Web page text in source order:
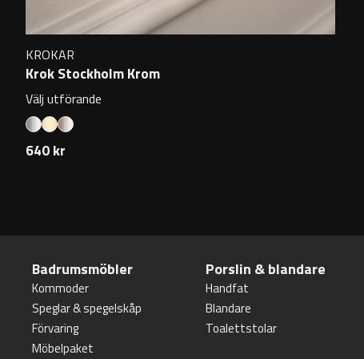
KROKAR
Krok Stockholm Krom
Välj utförande
640 kr
Badrumsmöbler
Kommoder
Speglar & spegelskåp
Förvaring
Möbelpaket
Porslin & blandare
Handfat
Blandare
Toalettstolar